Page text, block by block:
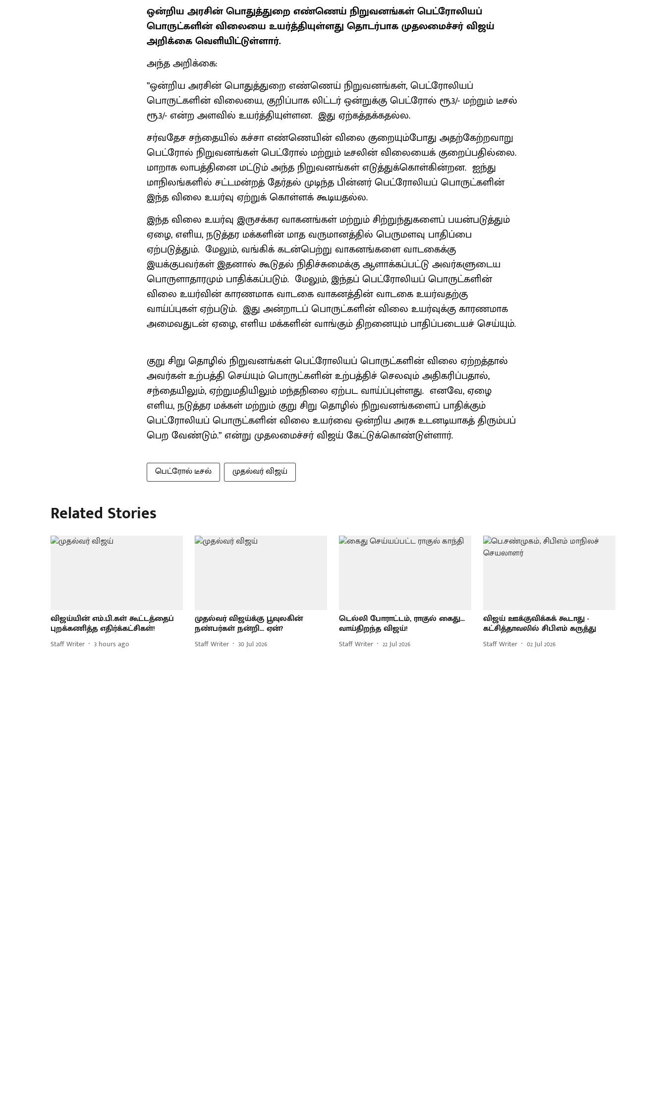
ஒன்றிய அரசின் பொதுத்துறை எண்ணெய் நிறுவனங்கள் பெட்ரோலியப்
பொருட்களின் விலையை உயர்த்தியுள்ளது தொடர்பாக முதலமைச்சர் விஜய்
அறிக்கை வெளியிட்டுள்ளார்.
அந்த அறிக்கை:
”ஒன்றிய அரசின் பொதுத்துறை எண்ணெய் நிறுவனங்கள், பெட்ரோலியப்
பொருட்களின் விலையை, குறிப்பாக லிட்டர் ஒன்றுக்கு பெட்ரோல் ரூ.3/- மற்றும் டீசல்
ரூ.3/- என்ற அளவில் உயர்த்தியுள்ளன. இது ஏற்கத்தக்கதல்ல.
சர்வதேச சந்தையில் கச்சா எண்ணெயின் விலை குறையும்போது அதற்கேற்றவாறு
பெட்ரோல் நிறுவனங்கள் பெட்ரோல் மற்றும் டீசலின் விலையைக் குறைப்பதில்லை.
மாறாக லாபத்தினை மட்டும் அந்த நிறுவனங்கள் எடுத்துக்கொள்கின்றன. ஐந்து
மாநிலங்களில் சட்டமன்றத் தேர்தல் முடிந்த பின்னர் பெட்ரோலியப் பொருட்களின்
இந்த விலை உயர்வு ஏற்றுக் கொள்ளக் கூடியதல்ல.
இந்த விலை உயர்வு இருசக்கர வாகனங்கள் மற்றும் சிற்றுந்துகளைப் பயன்படுத்தும்
ஏழை, எளிய, நடுத்தர மக்களின் மாத வருமானத்தில் பெருமளவு பாதிப்பை
ஏற்படுத்தும். மேலும், வங்கிக் கடன்பெற்று வாகனங்களை வாடகைக்கு
இயக்குபவர்கள் இதனால் கூடுதல் நிதிச்சுமைக்கு ஆளாக்கப்பட்டு அவர்களுடைய
பொருளாதாரமும் பாதிக்கப்படும். மேலும், இந்தப் பெட்ரோலியப் பொருட்களின்
விலை உயர்வின் காரணமாக வாடகை வாகனத்தின் வாடகை உயர்வதற்கு
வாய்ப்புகள் ஏற்படும். இது அன்றாடப் பொருட்களின் விலை உயர்வுக்கு காரணமாக
அமைவதுடன் ஏழை, எளிய மக்களின் வாங்கும் திறனையும் பாதிப்படையச் செய்யும்.
குறு சிறு தொழில் நிறுவனங்கள் பெட்ரோலியப் பொருட்களின் விலை ஏற்றத்தால்
அவர்கள் உற்பத்தி செய்யும் பொருட்களின் உற்பத்திச் செலவும் அதிகரிப்பதால்,
சந்தையிலும், ஏற்றுமதியிலும் மந்தநிலை ஏற்பட வாய்ப்புள்ளது. எனவே, ஏழை
எளிய, நடுத்தர மக்கள் மற்றும் குறு சிறு தொழில் நிறுவனங்களைப் பாதிக்கும்
பெட்ரோலியப் பொருட்களின் விலை உயர்வை ஒன்றிய அரசு உடனடியாகத் திரும்பப்
பெற வேண்டும்.” என்று முதலமைச்சர் விஜய் கேட்டுக்கொண்டுள்ளார்.
பெட்ரோல் டீசல் முதல்வர் விஜய்
Related Stories
விஜய்யின் எம்.பி.கள் கூட்டத்தைப்
புறக்கணித்த எதிர்க்கட்சிகள்!
Staff Writer 3 hours ago
முதல்வர் விஜய்க்கு பூவுலகின்
நண்பர்கள் நன்றி... ஏன்?
Staff Writer 30 Jul 2026
டெல்லி போராட்டம், ராகுல் கைது...
வாய்திறந்த விஜய்!
Staff Writer 22 Jul 2026
விஜய் ஊக்குவிக்கக் கூடாது -
கட்சித்தாவலில் சிபிஎம் கருத்து
Staff Writer 02 Jul 2026